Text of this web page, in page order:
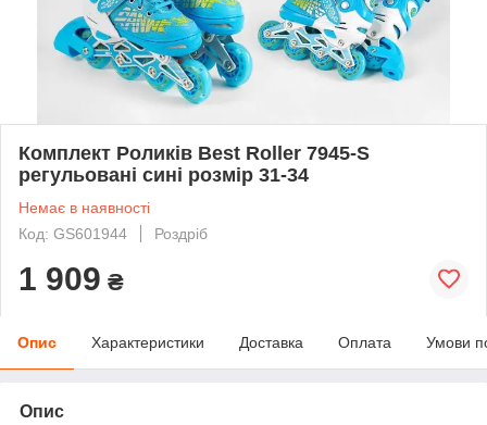
Комплект Роликів Best Roller 7945-S
регульовані сині розмір 31-34
Немає в наявності
Код: GS601944
Роздріб
1 909 ₴
Опис Характеристики Доставка Оплата Умови
Опис